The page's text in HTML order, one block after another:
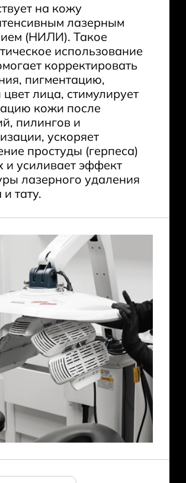
на кожу
лазерным
(НИЛИ). Такое
использование
корректировать
пигментацию,
лица, стимулирует
кожи после
пилингов и
ускоряет
простуды (герпеса)
и усиливает эффект
лазерного удаления
тату.